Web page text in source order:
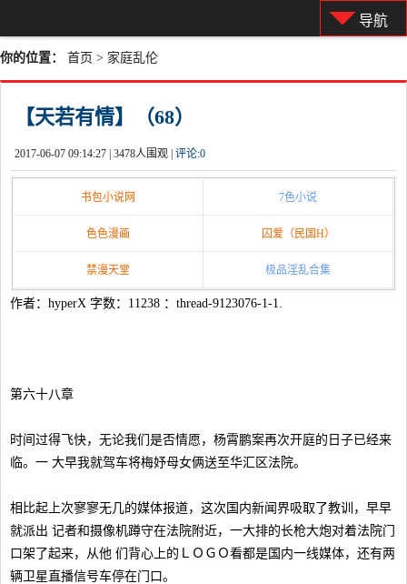
导航
你的位置： 首页 > 家庭乱伦
【天若有情】（68）
2017-06-07 09:14:27 | 3478人围观 | 评论:0
书包小说网 7色小说
色色漫画 囚爱（民国H）
禁漫天堂 极品淫乱合集
作者：hyperX 字数：11238 ：thread-9123076-1-1.
第六十八章
时间过得飞快，无论我们是否情愿，杨霄鹏案再次开庭的日子已经来
临。一 大早我就驾车将梅妤母女俩送至华汇区法院。
相比起上次寥寥无几的媒体报道，这次国内新闻界吸取了教训，早早
就派出 记者和摄像机蹲守在法院附近，一大排的长枪大炮对着法院门
口架了起来，从他 们背心上的ＬＯＧＯ看都是国内一线媒体，还有两
辆卫星直播信号车停在门口。